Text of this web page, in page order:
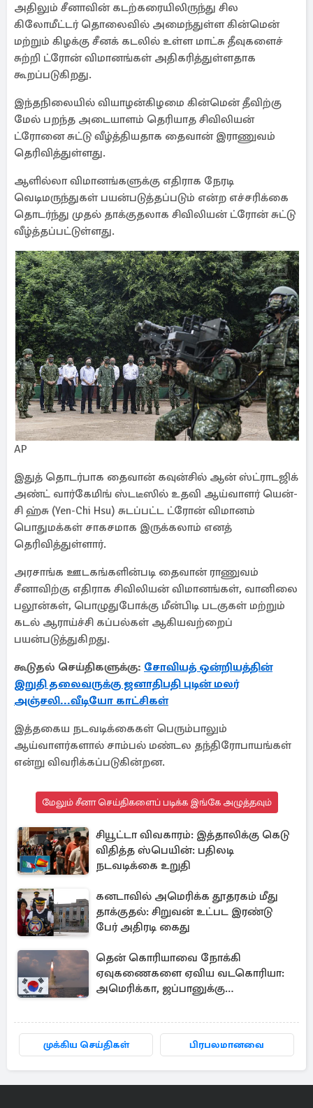
அதிலும் சீனாவின் கடற்கரையிலிருந்து சில
கிலோமீட்டர் தொலைவில் அமைந்துள்ள கின்மென்
மற்றும் கிழக்கு சீனக் கடலில் உள்ள மாட்சு தீவுகளைச்
சுற்றி ட்ரோன் விமானங்கள் அதிகரித்துள்ளதாக
கூறப்படுகிறது.
இந்தநிலையில் வியாழன்கிழமை கின்மென் தீவிற்கு
மேல் பறந்த அடையாளம் தெரியாத சிவிலியன்
ட்ரோனை சுட்டு வீழ்த்தியதாக தைவான் இராணுவம்
தெரிவித்துள்ளது.
ஆளில்லா விமானங்களுக்கு எதிராக நேரடி
வெடிமருந்துகள் பயன்படுத்தப்படும் என்ற எச்சரிக்கை
தொடர்ந்து முதல் தாக்குதலாக சிவிலியன் ட்ரோன் சுட்டு
வீழ்த்தப்பட்டுள்ளது.
AP
இதுத் தொடர்பாக தைவான் கவுன்சில் ஆன் ஸ்ட்ராடஜிக்
அண்ட் வார்கேமிங் ஸ்டடீஸில் உதவி ஆய்வாளர் யென்-
சி ஹ்சு (Yen-Chi Hsu) சுடப்பட்ட ட்ரோன் விமானம்
பொதுமக்கள் சாகசமாக இருக்கலாம் எனத்
தெரிவித்துள்ளார்.
அரசாங்க ஊடகங்களின்படி தைவான் ராணுவம்
சீனாவிற்கு எதிராக சிவிலியன் விமானங்கள், வானிலை
பலூன்கள், பொழுதுபோக்கு மீன்பிடி படகுகள் மற்றும்
கடல் ஆராய்ச்சி கப்பல்கள் ஆகியவற்றைப்
பயன்படுத்துகிறது.
கூடுதல் செய்திகளுக்கு: சோவியத் ஒன்றியத்தின்
இறுதி தலைவருக்கு ஜனாதிபதி புடின் மலர்
அஞ்சலி...வீடியோ காட்சிகள்
இத்தகைய நடவடிக்கைகள் பெரும்பாலும்
ஆய்வாளர்களால் சாம்பல் மண்டல தந்திரோபாயங்கள்
என்று விவரிக்கப்படுகின்றன.
மேலும் சீனா செய்திகளைப் படிக்க இங்கே அழுத்தவும்
சியூட்டா விவகாரம்: இத்தாலிக்கு கெடு
விதித்த ஸ்பெயின்: பதிலடி
நடவடிக்கை உறுதி
கனடாவில் அமெரிக்க தூதரகம் மீது
தாக்குதல்: சிறுவன் உட்பட இரண்டு
பேர் அதிரடி கைது
தென் கொரியாவை நோக்கி
ஏவுகணைகளை ஏவிய வடகொரியா:
அமெரிக்கா, ஜப்பானுக்கு
முக்கிய செய்திகள் பிரபலமானவை